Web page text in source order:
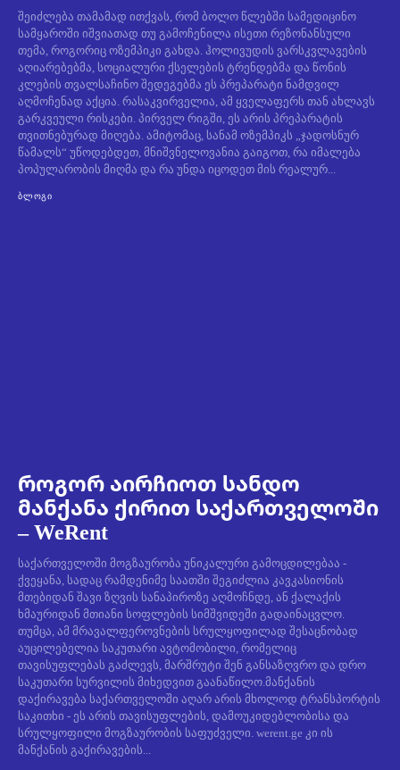
შეიძლება თამამად ითქვას, რომ ბოლო წლებში სამედიცინო
სამყაროში იშვიათად თუ გამოჩენილა ისეთი რეზონანსული
თემა, როგორიც ოზემპიკი გახდა. ჰოლივუდის ვარსკვლავების
აღიარებებმა, სოციალური ქსელების ტრენდებმა და წონის
კლების თვალსაჩინო შედეგებმა ეს პრეპარატი ნამდვილ
აღმოჩენად აქცია. რასაკვირველია, ამ ყველაფერს თან ახლავს
გარკვეული რისკები. პირველ რიგში, ეს არის პრეპარატის
თვითნებურად მიღება. ამიტომაც, სანამ ოზემპიკს „ჯადოსნურ
წამალს“ უწოდებდეთ, მნიშვნელოვანია გაიგოთ, რა იმალება
პოპულარობის მიღმა და რა უნდა იცოდეთ მის რეალურ...
ᲑᲚᲝᲒᲘ
როგორ აირჩიოთ სანდო
მანქანა ქირით საქართველოში
– WeRent
საქართველოში მოგზაურობა უნიკალური გამოცდილებაა -
ქვეყანა, სადაც რამდენიმე საათში შეგიძლია კავკასიონის
მთებიდან შავი ზღვის სანაპიროზე აღმოჩნდე, ან ქალაქის
ხმაურიდან მთიანი სოფლების სიმშვიდეში გადაინაცვლო.
თუმცა, ამ მრავალფეროვნების სრულყოფილად შესაცნობად
აუცილებელია საკუთარი ავტომობილი, რომელიც
თავისუფლებას გაძლევს, მარშრუტი შენ განსაზღვრო და დრო
საკუთარი სურვილის მიხედვით გაანაწილო.მანქანის
დაქირავება საქართველოში აღარ არის მხოლოდ ტრანსპორტის
საკითხი - ეს არის თავისუფლების, დამოუკიდებლობისა და
სრულყოფილი მოგზაურობის საფუძველი. werent.ge კი ის
მანქანის გაქირავების...